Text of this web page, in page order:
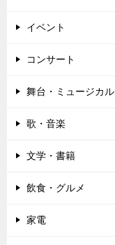
イベント
コンサート
舞台・ミュージカル
歌・音楽
文学・書籍
飲食・グルメ
家電